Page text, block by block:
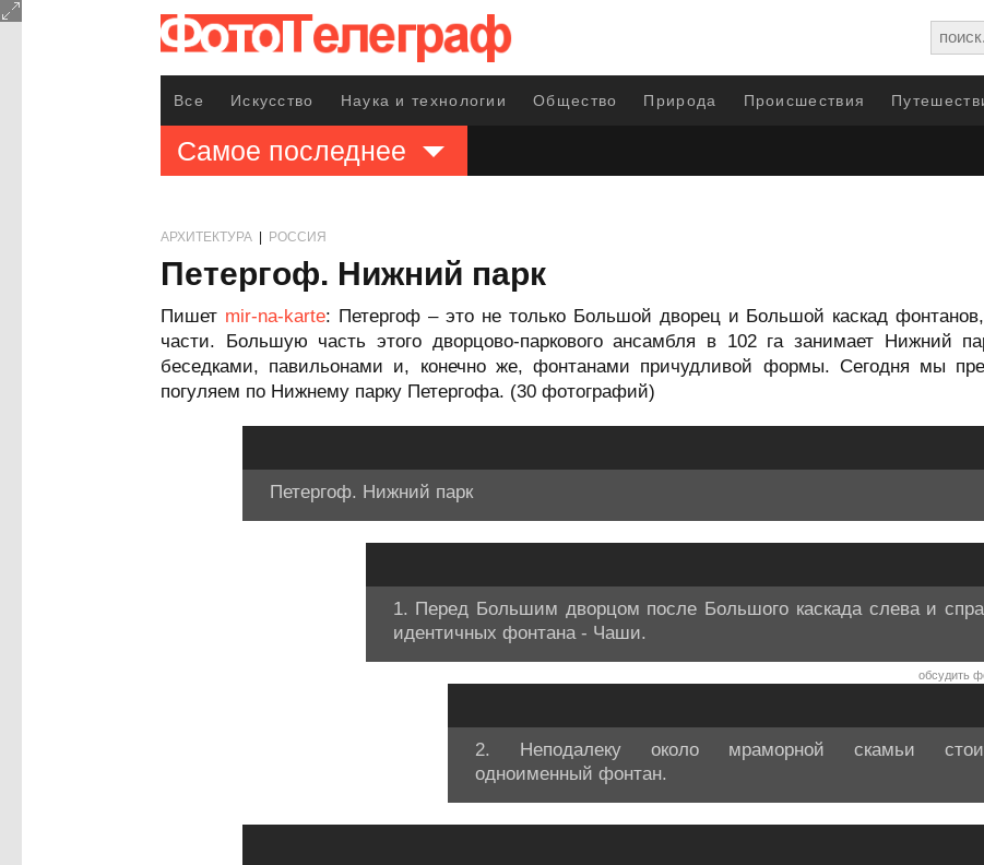
Все Искусство Наука и технологии Общество Природа Происшествия
Самое последнее
АРХИТЕКТУРА РОССИЯ
Петергоф. Нижний парк
Пишет mir-na-karte: Петергоф – это не только Большой дворец и Большой каскад
части. Большую часть этого дворцово-паркового ансамбля в 102 га занимает Нижний
беседками, павильонами и, конечно же, фонтанами причудливой формы. Сегодня мы
погуляем по Нижнему парку Петергофа. (30 фотографий)
Петергоф. Нижний парк
1. Перед Большим дворцом после Большого каскада слева и
идентичных фонтана - Чаши.
обсудить
2. Неподалеку около мраморной скамьи
одноименный фонтан.